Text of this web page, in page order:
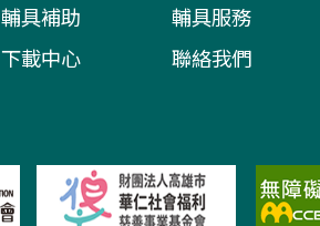
輔具補助
輔具服務
下載中心 聯絡我們